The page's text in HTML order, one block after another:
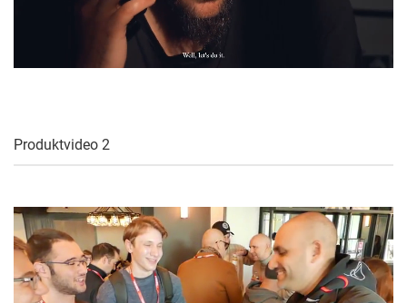
Produktvideo 2